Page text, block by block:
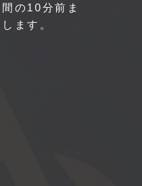
の10分前ま
ます。